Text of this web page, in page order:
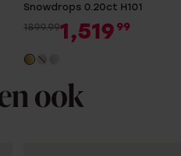
Snowdrops 0.20ct H101
1899.991,519 99
ook